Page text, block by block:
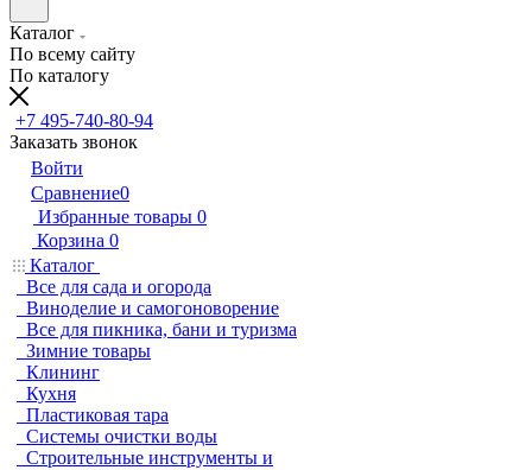
Каталог
По всему сайту
По каталогу
+7 495-740-80-94
Заказать звонок
Войти
Сравнение0
Избранные товары 0
Корзина 0
Каталог
Все для сада и огорода
Виноделие и самогоноворение
Все для пикника, бани и туризма
Зимние товары
Клининг
Кухня
Пластиковая тара
Системы очистки воды
Строительные инструменты и